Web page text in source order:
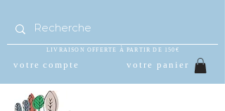
LIVRAISON OFFERTE À PARTIR DE 150€
votre compte votre panier